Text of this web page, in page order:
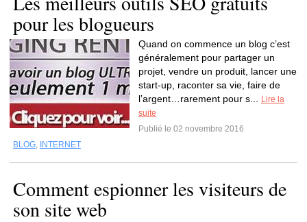
pour les blogueurs
Quand on commence un blog c’est
généralement pour partager un
projet, vendre un produit, lancer une
start-up, raconter sa vie, faire de
l’argent…rarement pour s...
Lire la
suite
Publié le 02 novembre 2016
BLOG, INTERNET
Comment espionner les visiteurs de
son site web